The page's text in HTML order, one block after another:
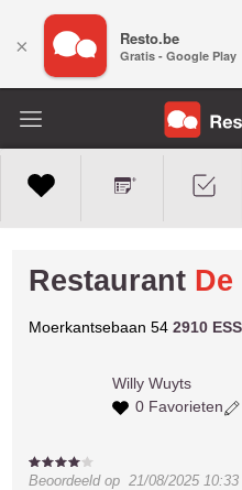
Restaurant
Moerkantsebaan 542910
Willy Wuyts
0 Favorieten
Beoordeeld op21/08/2025 10:33
× Resto.be
Gratis - Google Play